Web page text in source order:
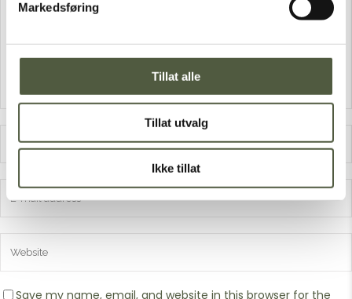
Markedsføring
Tillat alle
Tillat utvalg
Ikke tillat
Save my name, email, and website in this browser for the